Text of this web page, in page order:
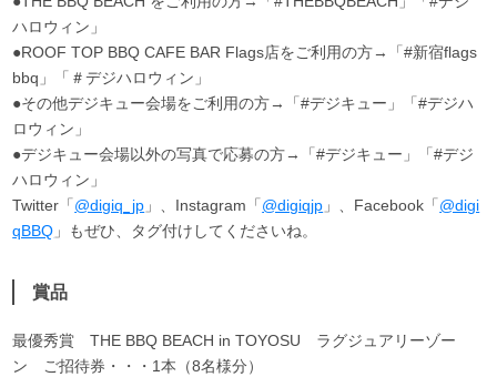
ハロウィン」
●ROOF TOP BBQ CAFE BAR Flags店をご利用の方→「#新宿flags
bbq」「＃デジハロウィン」
●その他デジキュー会場をご利用の方→「#デジキュー」「#デジハ
ロウィン」
●デジキュー会場以外の写真で応募の方→「#デジキュー」「#デジ
ハロウィン」
Twitter「 @digiq_jp 」、Instagram「 @digiqjp 」、Facebook「 @digi
qBBQ 」もぜひ、タグ付けしてくださいね。
賞品
最優秀賞 THE BBQ BEACH in TOYOSU ラグジュアリーゾー
ン ご招待券・・・1本（8名様分）